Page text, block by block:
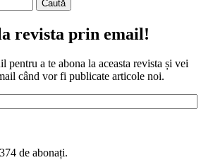
revista prin email!
pentru a te abona la aceasta revista și vei
când vor fi publicate articole noi.
de abonați.